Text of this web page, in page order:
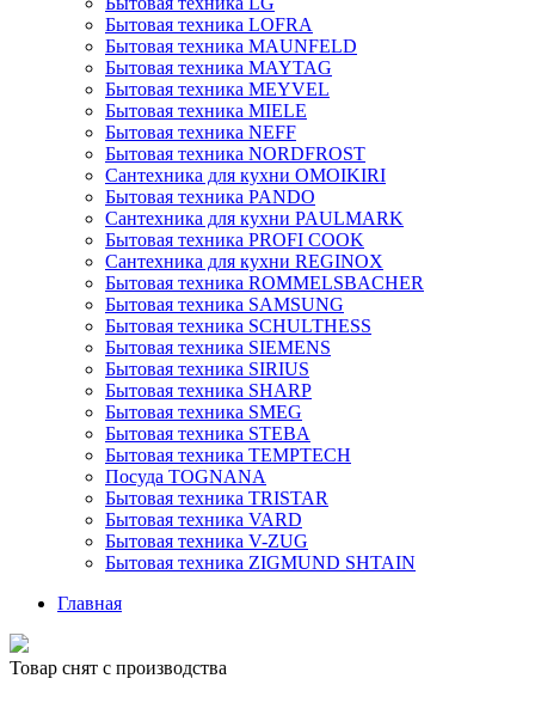
Бытовая техника LOFRA
Бытовая техника MAUNFELD
Бытовая техника MAYTAG
Бытовая техника MEYVEL
Бытовая техника MIELE
Бытовая техника NEFF
Бытовая техника NORDFROST
Сантехника для кухни OMOIKIRI
Бытовая техника PANDO
Сантехника для кухни PAULMARK
Бытовая техника PROFI COOK
Сантехника для кухни REGINOX
Бытовая техника ROMMELSBACHER
Бытовая техника SAMSUNG
Бытовая техника SCHULTHESS
Бытовая техника SIEMENS
Бытовая техника SIRIUS
Бытовая техника SHARP
Бытовая техника SMEG
Бытовая техника STEBA
Бытовая техника TEMPTECH
Посуда TOGNANA
Бытовая техника TRISTAR
Бытовая техника VARD
Бытовая техника V-ZUG
Бытовая техника ZIGMUND SHTAIN
Главная
Товар снят с производства